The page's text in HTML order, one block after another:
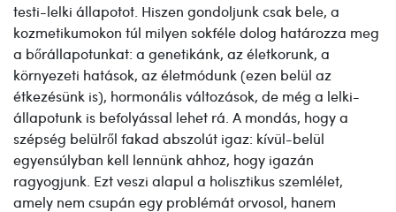
testi-lelki állapotot. Hiszen gondoljunk csak bele, a
kozmetikumokon túl milyen sokféle dolog határozza meg
a bőrállapotunkat: a genetikánk, az életkorunk, a
környezeti hatások, az életmódunk (ezen belül az
étkezésünk is), hormonális változások, de még a lelki-
állapotunk is befolyással lehet rá. A mondás, hogy a
szépség belülről fakad abszolút igaz: kívül-belül
egyensúlyban kell lennünk ahhoz, hogy igazán
ragyogjunk. Ezt veszi alapul a holisztikus szemlélet,
amely nem csupán egy problémát orvosol, hanem